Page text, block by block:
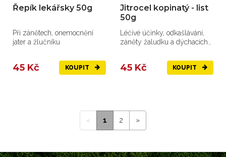
Řepík lekářsky 50g
Při zánětech, onemocnění
jater a žlučníku
45 Kč KOUPIT
Jitrocel kopinatý - list
50g
Léčivé účinky, odkašlávání,
záněty žaludku a dýchacích
45 Kč KOUPIT
« 1 2 »